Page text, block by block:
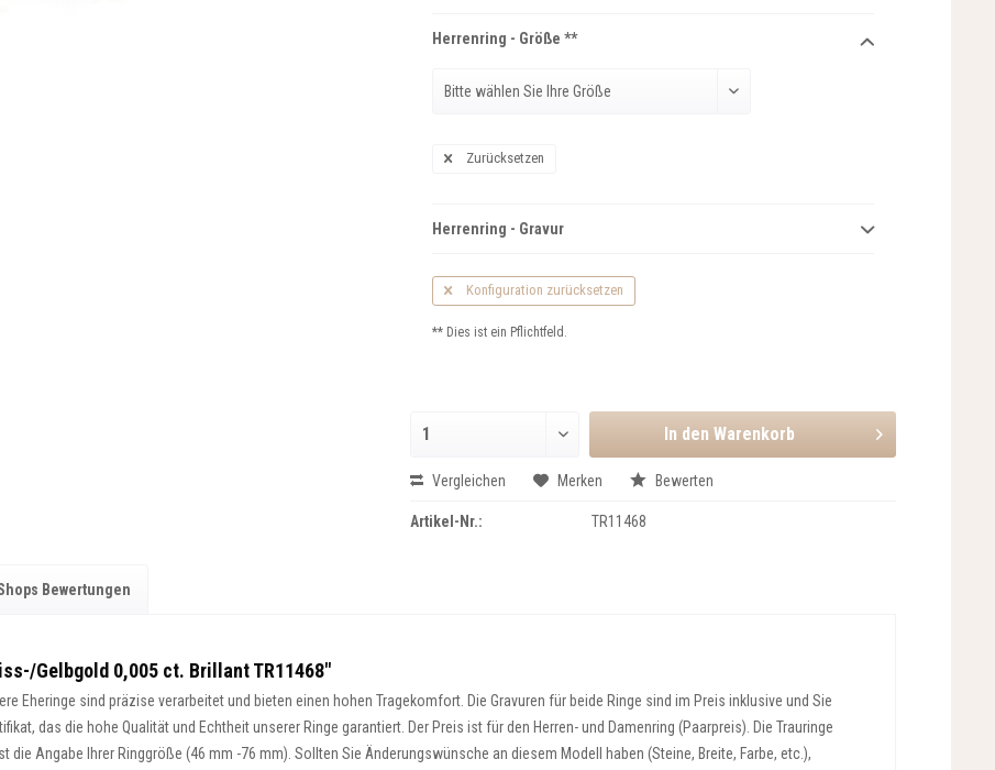
Herrenring - Größe **
Zurücksetzen
Herrenring - Gravur
Konfiguration zurücksetzen
** Dies ist ein Pflichtfeld.
In den Warenkorb
Vergleichen Merken Bewerten
Artikel-Nr.: TR11468
Bewertungen
Gelbgold 0,005 ct. Brillant TR11468"
Eheringe sind präzise verarbeitet und bieten einen hohen Tragekomfort. Die Gravuren für beide Ringe sind im Preis inklusive und Sie
das die hohe Qualität und Echtheit unserer Ringe garantiert. Der Preis ist für den Herren- und Damenring (Paarpreis). Die Trauringe
Angabe Ihrer Ringgröße (46 mm -76 mm). Sollten Sie Änderungswünsche an diesem Modell haben (Steine, Breite, Farbe, etc.),